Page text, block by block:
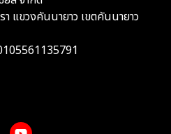
แขวงคันนายาว เขตคันนายาว